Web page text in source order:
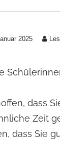
2025
dass
Zeit
dass Sie